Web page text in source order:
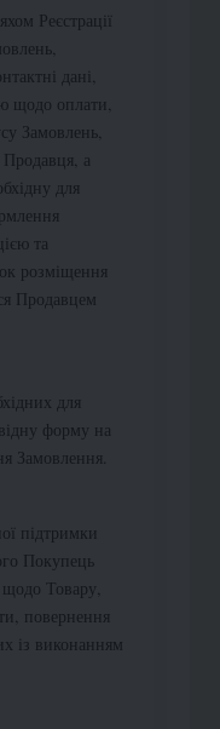
Реєстрації
дані,
щодо оплати,
Замовлень,
а
для
та
розміщення
Продавцем
для
форму на
Замовлення.
підтримки
Покупець
Товару,
повернення
із виконанням